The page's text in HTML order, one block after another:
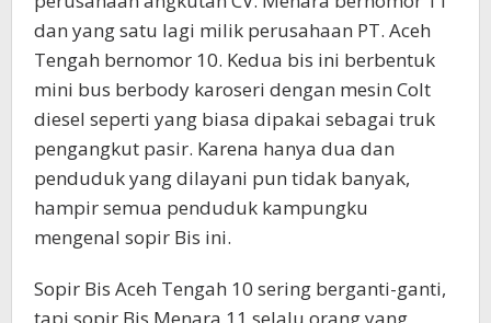
dan yang satu lagi milik perusahaan PT. Aceh
Tengah bernomor 10. Kedua bis ini berbentuk
mini bus berbody karoseri dengan mesin Colt
diesel seperti yang biasa dipakai sebagai truk
pengangkut pasir. Karena hanya dua dan
penduduk yang dilayani pun tidak banyak,
hampir semua penduduk kampungku
mengenal sopir Bis ini.
Sopir Bis Aceh Tengah 10 sering berganti-ganti,
tapi sopir Bis Menara 11 selalu orang yang